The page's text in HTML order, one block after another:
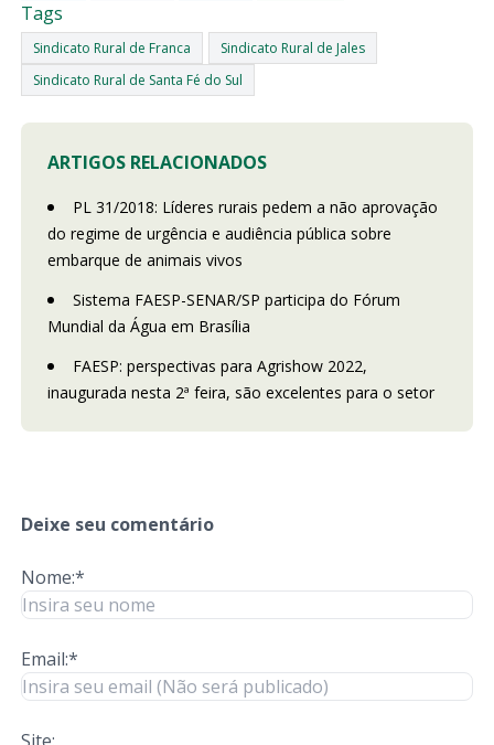
Tags
Sindicato Rural de Franca
Sindicato Rural de Jales
Sindicato Rural de Santa Fé do Sul
ARTIGOS RELACIONADOS
PL 31/2018: Líderes rurais pedem a não aprovação
do regime de urgência e audiência pública sobre
embarque de animais vivos
Sistema FAESP-SENAR/SP participa do Fórum
Mundial da Água em Brasília
FAESP: perspectivas para Agrishow 2022,
inaugurada nesta 2ª feira, são excelentes para o setor
Deixe seu comentário
Nome:*
Email:*